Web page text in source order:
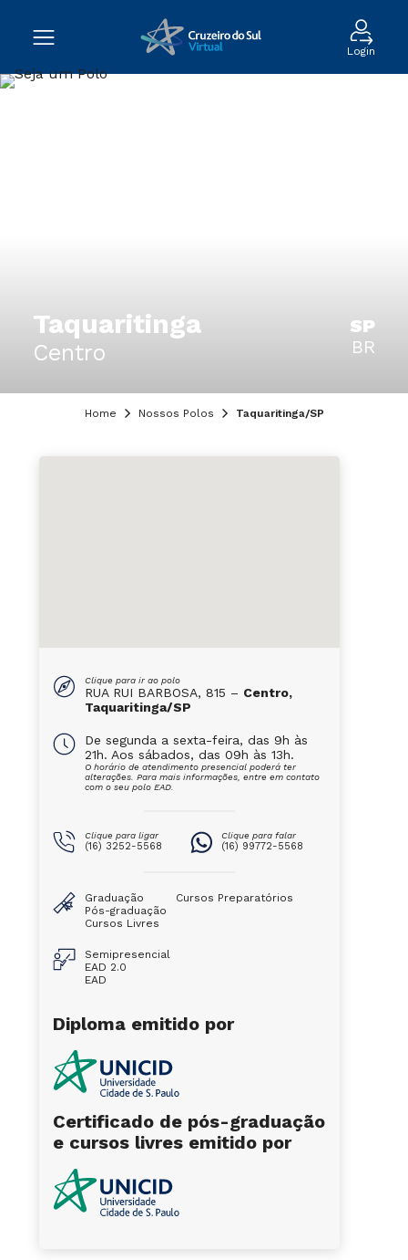
Login
Taquaritinga
Centro
SP
BR
Home Nossos Polos Taquaritinga/SP
Clique para ir ao polo
RUA RUI BARBOSA, 815 – Centro,
Taquaritinga/SP
De segunda a sexta-feira, das 9h às
21h. Aos sábados, das 09h às 13h.
O horário de atendimento presencial poderá ter
alterações. Para mais informações, entre em contato
com o seu polo EAD.
Clique para ligar
(16) 3252-5568
Clique para falar
(16) 99772-5568
Graduação
Pós-graduação
Cursos Livres
Cursos Preparatórios
Semipresencial
EAD 2.0
EAD
Diploma emitido por
Certificado de pós-graduação
e cursos livres emitido por